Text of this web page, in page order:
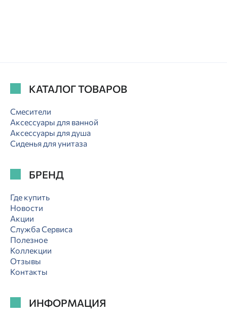
КАТАЛОГ ТОВАРОВ
Смесители
Аксессуары для ванной
Аксессуары для душа
Сиденья для унитаза
БРЕНД
Где купить
Новости
Акции
Служба Сервиса
Полезное
Коллекции
Отзывы
Контакты
ИНФОРМАЦИЯ